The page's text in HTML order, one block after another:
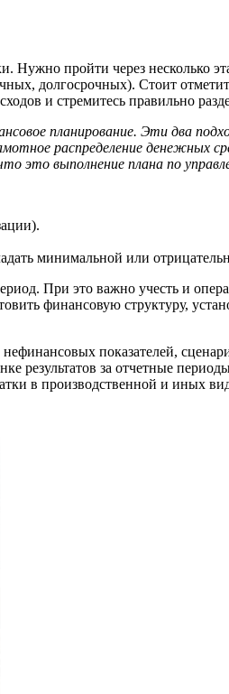
пройти через несколько
долгосрочных). Стоит
и стремитесь правильно
планирование. Эти два
распределение денежных
это выполнение плана по
минимальной или
При это важно учесть и
финансовую структуру,
показателей,
результатов за отчетные
в производственной и иных